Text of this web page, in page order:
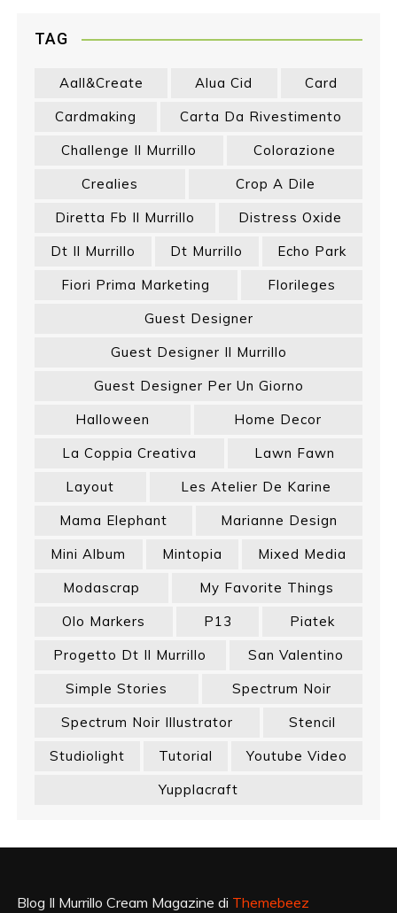
TAG
Aall&create Alua Cid
Card
Cardmaking
Carta Da Rivestimento
Challenge Il Murrillo
Colorazione
Crealies
Crop A Dile
Diretta Fb Il Murrillo
Distress Oxide
Dt Il Murrillo
Dt Murrillo
Echo Park
Fiori Prima Marketing
Florileges
Guest Designer
Guest Designer Il Murrillo
Guest Designer Per Un Giorno
Halloween
Home Decor
La Coppia Creativa
Lawn Fawn
Layout
Les Atelier De Karine
Mama Elephant
Marianne Design
Mini Album
Mintopia
Mixed Media
Modascrap
My Favorite Things
Olo Markers
P13
Piatek
Progetto Dt Il Murrillo
San Valentino
Simple Stories
Spectrum Noir
Spectrum Noir Illustrator
Stencil
Studiolight
Tutorial
Youtube Video
Yupplacraft
Blog Il Murrillo Cream Magazine di Themebeez